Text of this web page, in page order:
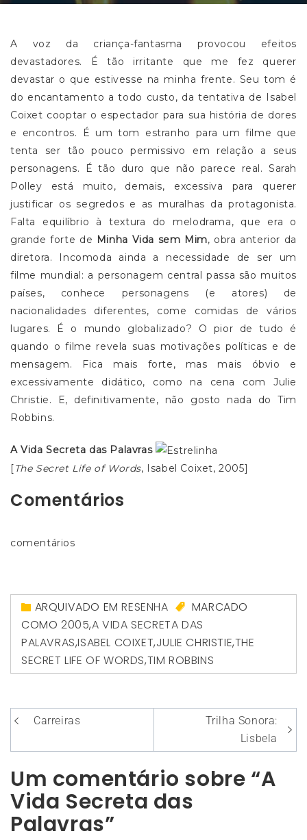
A voz da criança-fantasma provocou efeitos
devastadores. É tão irritante que me fez querer
devastar o que estivesse na minha frente. Seu tom é
do encantamento a todo custo, da tentativa de Isabel
Coixet cooptar o espectador para sua história de dores
e encontros. É um tom estranho para um filme que
tenta ser tão pouco permissivo em relação a seus
personagens. É tão duro que não parece real. Sarah
Polley está muito, demais, excessiva para querer
justificar os segredos e as muralhas da protagonista.
Falta equilíbrio à textura do melodrama, que era o
grande forte de Minha Vida sem Mim, obra anterior da
diretora. Incomoda ainda a necessidade de ser um
filme mundial: a personagem central passa são muitos
países, conhece personagens (e atores) de
nacionalidades diferentes, come comidas de vários
lugares. É o mundo globalizado? O pior de tudo é
quando o filme revela suas motivações políticas e de
mensagem. Fica mais forte, mas mais óbvio e
excessivamente didático, como na cena com Julie
Christie. E, definitivamente, não gosto nada do Tim
Robbins.
A Vida Secreta das Palavras
[The Secret Life of Words, Isabel Coixet, 2005]
Comentários
comentários
ARQUIVADO EMRESENHA
MARCADO
COMO 2005,A VIDA SECRETA DAS
PALAVRAS,ISABEL COIXET,JULIE CHRISTIE,THE
SECRET LIFE OF WORDS,TIM ROBBINS
Navegação
Post
Carreiras
Trilha Sonora:
Lisbela
Um comentário sobre “A
Vida Secreta das
Palavras”